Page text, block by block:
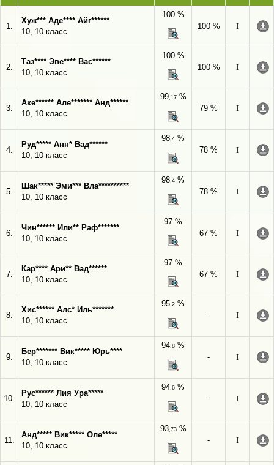
1.
Хуж*** Аде**** Айг******
10, 10 класс
100 %
100 %
I
2.
Таз**** Эве**** Вас******
10, 10 класс
100 %
100 %
I
3.
Аке****** Але******* Анд******
10, 10 класс
99,17%
79 %
I
4.
Руд***** Анн* Вад******
10, 10 класс
98,4 %
78 %
I
5.
Шак***** Эми*** Вла**********
10, 10 класс
98,4 %
78 %
I
6.
Чин****** Или** Раф*******
10, 10 класс
97 %
67 %
I
7.
Кар**** Ари** Вад******
10, 10 класс
97 %
67 %
I
8.
Хис****** Алс* Иль*******
10, 10 класс
95,2 %
-
I
9.
Бер******* Вик***** Юрь****
10, 10 класс
94,8 %
-
I
10.
Рус****** Лия Ура*****
10, 10 класс
94,6 %
-
I
11.
Анд***** Вик***** Оле*****
10, 10 класс
93,73%
-
I